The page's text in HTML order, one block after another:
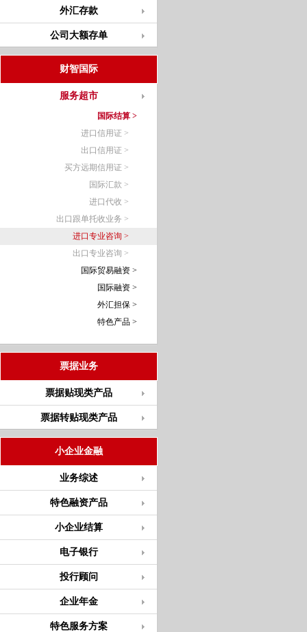
外汇存款
公司大额存单
财智国际
服务超市
国际结算 >
进口信用证 >
出口信用证 >
买方远期信用证 >
国际汇款 >
进口代收 >
出口跟单托收业务 >
进口专业咨询 >
出口专业咨询 >
国际贸易融资 >
国际融资 >
外汇担保 >
特色产品 >
票据业务
票据贴现类产品
票据转贴现类产品
小企业金融
业务综述
特色融资产品
小企业结算
电子银行
投行顾问
企业年金
特色服务方案